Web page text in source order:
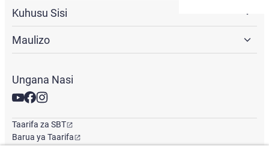
Kuhusu Sisi
Maulizo
Ungana Nasi
Taarifa za SBT
Barua ya Taarifa